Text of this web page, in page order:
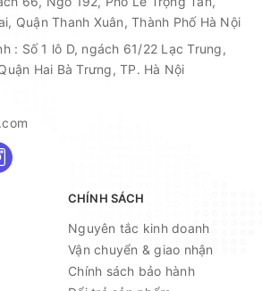
Quận Thanh Xuân, Thành Phố Hà Nội
: Số 1 lô D, ngách 61/22 Lạc Trung,
Hai Bà Trưng, TP. Hà Nội
CHÍNH SÁCH
Nguyên tắc kinh doanh
Vận chuyển & giao nhận
Chính sách bảo hành